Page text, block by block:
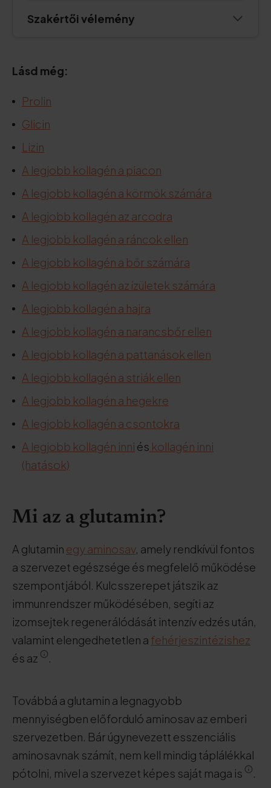
Szakértői vélemény
Lásd még:
Prolin
Glicin
Lizin
A legjobb kollagén a piacon
A legjobb kollagén a körmök számára
A legjobb kollagén az arcodra
A legjobb kollagén a ráncok ellen
A legjobb kollagén a bőr számára
A legjobb kollagén az ízületek számára
A legjobb kollagén a hajra
A legjobb kollagén a narancsbőr ellen
A legjobb kollagén a pattanások ellen
A legjobb kollagén a striák ellen
A legjobb kollagén a hegekre
A legjobb kollagén a csontokra
A legjobb kollagén inni és kollagén inni
(hatások)
Mi az a glutamin?
A glutamin egy aminosav, amely rendkívül fontos
a szervezet egészsége és megfelelő működése
szempontjából. Kulcsszerepet játszik az
immunrendszer működésében, segíti az
izomsejtek regenerálódását intenzív edzés után,
valamint elengedhetetlen a fehérjeszintézishez
és az
.
Továbbá a glutamin a legnagyobb
mennyiségben előforduló aminosav az emberi
szervezetben. Bár úgynevezett esszenciális
aminosavnak számít, nem kell mindig táplálékkal
pótolni, mivel a szervezet képes saját maga is
.